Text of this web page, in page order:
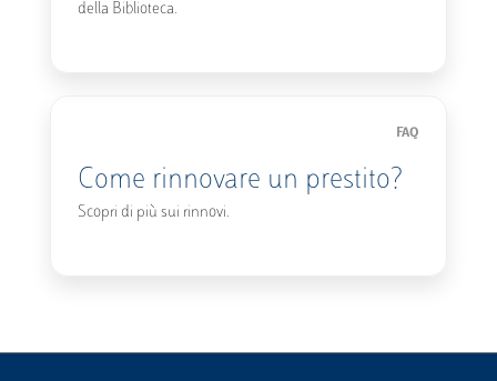
della Biblioteca.
FAQ
Come rinnovare un prestito?
Scopri di più sui rinnovi.